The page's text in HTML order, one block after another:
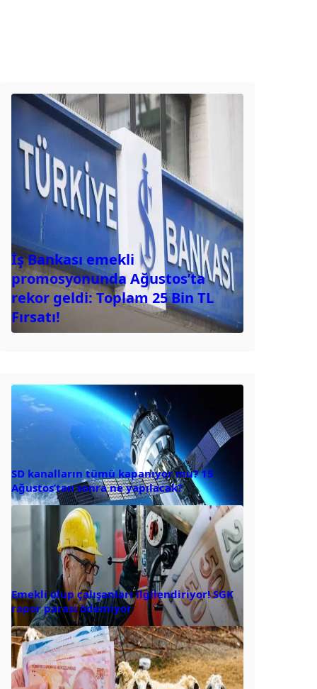
İş Bankası emekli
promosyonunda Ağustos’ta
rekor geldi: Toplam 25 Bin TL
Fırsatı!
SD kanalların tümü kapanıyor mu? 15
Ağustos’tan sonra ne yapılacak?
Emekli olup çalışanları ilgilendiriyor! SGK
rapor parası ödemiyor